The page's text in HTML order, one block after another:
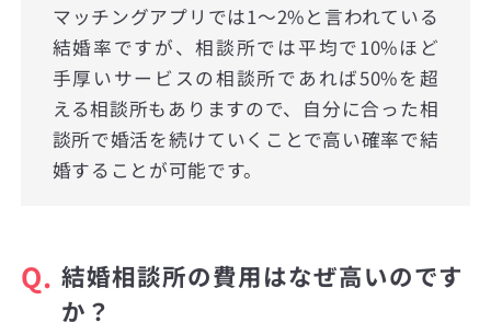
マッチングアプリでは1〜2%と言われている
結婚率ですが、相談所では平均で10%ほど
手厚いサービスの相談所であれば50%を超
える相談所もありますので、自分に合った相
談所で婚活を続けていくことで高い確率で結
婚することが可能です。
Q. 結婚相談所の費用はなぜ高いのです
か？